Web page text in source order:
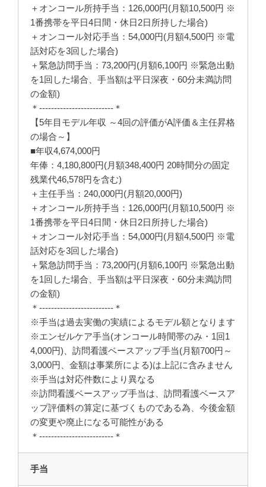
＋オンコール所持手当：126,000円(月額10,500円 ※
1番携帯を平日4日間・休日2日所持した場合)
＋オンコール対応手当：54,000円(月額4,500円 ※電
話対応を3回した場合)
＋緊急訪問手当：73,200円(月額6,100円 ※緊急出動
を1回した場合、手当額は平日深夜・60分未満訪問
の金額)
＊-------------------------＊
【5年目モデル年収 ～4回の評価がA評価＆主任昇格
の場合～】
■年収4,674,000円
年俸：4,180,800円(月額348,400円 20時間分の固定
残業代46,578円を含む)
＋主任手当：240,000円(月額20,000円)
＋オンコール所持手当：126,000円(月額10,500円 ※
1番携帯を平日4日間・休日2日所持した場合)
＋オンコール対応手当：54,000円(月額4,500円 ※電
話対応を3回した場合)
＋緊急訪問手当：73,200円(月額6,100円 ※緊急出動
を1回した場合、手当額は平日深夜・60分未満訪問
の金額)
＊-------------------------＊
※手当は過去実働の実績によるモデル額となります
※エンゼルケア手当(オンコール時間帯のみ・1回1
4,000円)、訪問看護ベースアップ手当(月額700円～
3,000円、金額は事業所による)は上記に含みません
※手当は対応件数により異なる
※訪問看護ベースアップ手当は、訪問看護ベースア
ップ評価料の算定に基づくものである為、今後金額
の変更や廃止になる可能性がある
＊-------------------------＊
手当